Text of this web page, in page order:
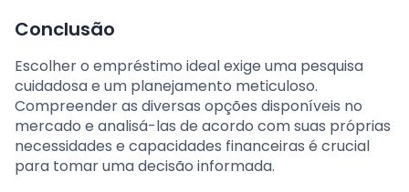
Conclusão
Escolher o empréstimo ideal exige uma pesquisa
cuidadosa e um planejamento meticuloso.
Compreender as diversas opções disponíveis no
mercado e analisá-las de acordo com suas próprias
necessidades e capacidades financeiras é crucial
para tomar uma decisão informada.